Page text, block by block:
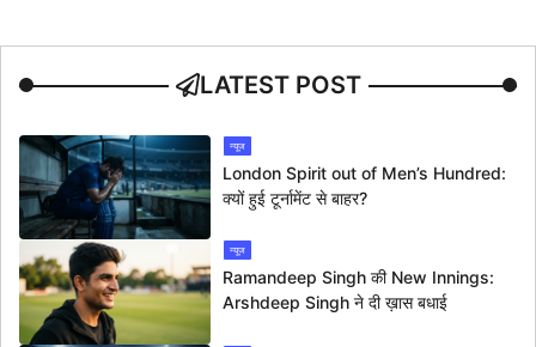
LATEST POST
न्यूज
London Spirit out of Men’s Hundred:
क्यों हुई टूर्नामेंट से बाहर?
न्यूज
Ramandeep Singh की New Innings:
Arshdeep Singh ने दी ख़ास बधाई